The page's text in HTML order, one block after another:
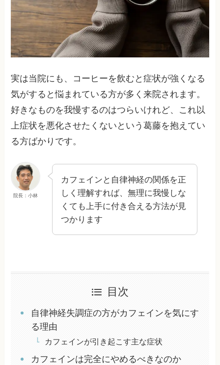
実は当院にも、コーヒーを飲むと症状が強くなる
気がすると悩まれている方が多く来院されます。
好きなものを我慢するのはつらいけれど、これ以
上症状を悪化させたくないという葛藤を抱えてい
る方ばかりです。
院長：小林
カフェインと自律神経の関係を正
しく理解すれば、無理に我慢しな
くても上手に付き合える方法が見
つかります
目次
自律神経失調症の方がカフェインを気にす
る理由
カフェインが引き起こす主な症状
カフェインは完全にやめるべきなのか